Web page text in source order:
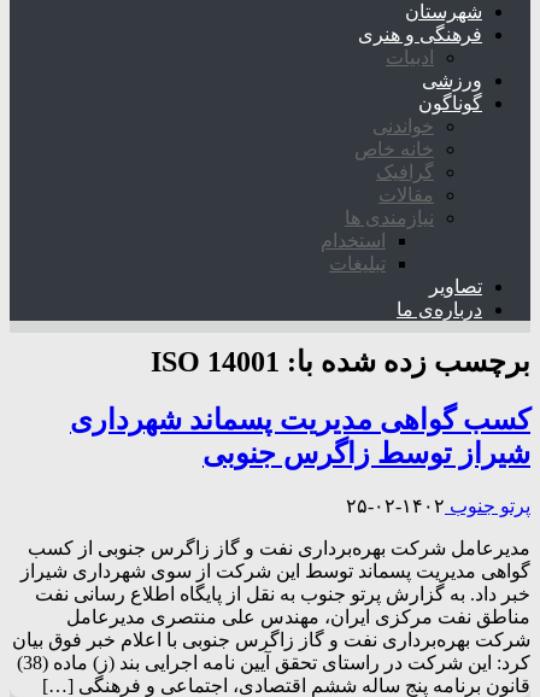
شهرستان
فرهنگی و هنری
ادبیات
ورزشی
گوناگون
خواندنی
خانه خاص
گرافیک
مقالات
نیازمندی ها
استخدام
تبلیغات
تصاویر
درباره‌ی ما
برچسب زده شده با: ISO 14001
کسب گواهی مدیریت پسماند شهرداری
شیراز توسط زاگرس جنوبی
پرتو جنوب ۱۴۰۲-۰۲-۲۵
مدیرعامل شرکت بهره‌برداری نفت و گاز زاگرس جنوبی از کسب
گواهی مدیریت پسماند توسط این شرکت از سوی شهرداری شیراز
خبر داد. به گزارش پرتو جنوب به نقل از پایگاه اطلاع رسانی نفت
مناطق نفت مرکزی ایران، مهندس علی منتصری مدیرعامل
شرکت بهره‌برداری نفت و گاز زاگرس جنوبی با اعلام خبر فوق بیان
کرد: این شرکت در راستای تحقق آیین نامه اجرایی بند (ز) ماده (38)
قانون برنامه پنج ساله ششم اقتصادی، اجتماعی و فرهنگی […]